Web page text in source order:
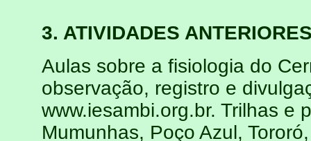
3. ATIVIDADES
Aulas sobre a fisiologia do
observação, registro e
www.iesambi.org.br. Trilhas e
Mumunhas, Poço Azul,